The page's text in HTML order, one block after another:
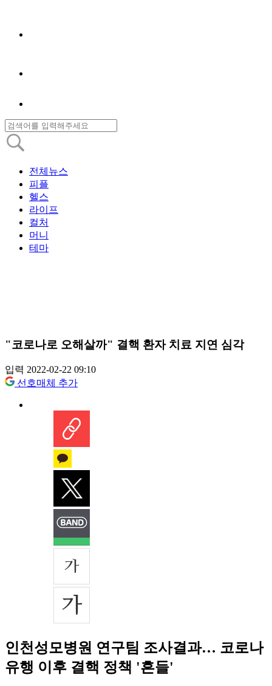
전체뉴스
피플
헬스
라이프
컬처
머니
테마
"코로나로 오해살까" 결핵 환자 치료 지연 심각
입력 2022-02-22 09:10
선호매체 추가
인천성모병원 연구팀 조사결과… 코로나
유행 이후 결핵 정책 '흔들'